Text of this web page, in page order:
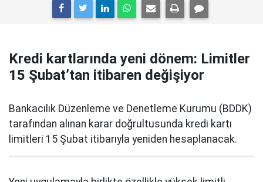
Kredi kartlarında yeni dönem: Limitler
15 Şubat’tan itibaren değişiyor
Bankacılık Düzenleme ve Denetleme Kurumu (BDDK)
tarafından alınan karar doğrultusunda kredi kartı
limitleri 15 Şubat itibarıyla yeniden hesaplanacak.